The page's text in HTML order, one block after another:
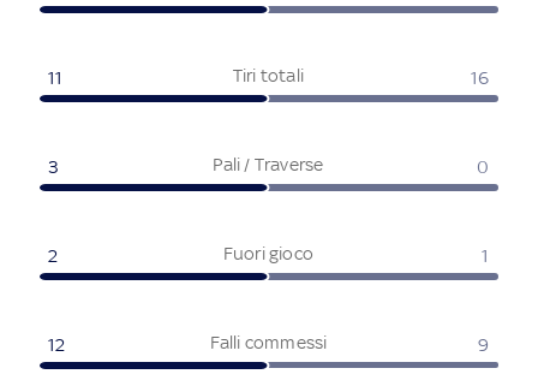
Tiri totali
11 16
Pali / Traverse
3 0
Fuori gioco
2 1
Falli commessi
12 9